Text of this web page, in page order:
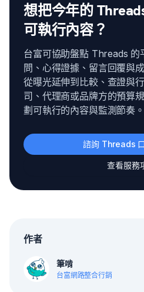
想把今年的
可執行內容？
台富可協助盤點 Threads 的
問、心得證據、留言回覆與
從曝光延伸到比較、查證與
司、代理商或品牌方的預算
劃可執行的內容與監測節奏。
諮詢 Threads
查看服務
作者
筆啃
台富網路整合行銷